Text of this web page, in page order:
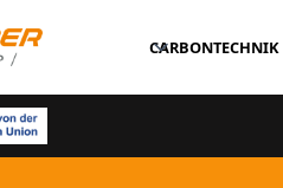
CARBONTECHNIK